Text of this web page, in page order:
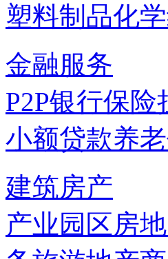
塑料制品化
金融服务
P2P银行保险
小额贷款养
建筑房产
产业园区房